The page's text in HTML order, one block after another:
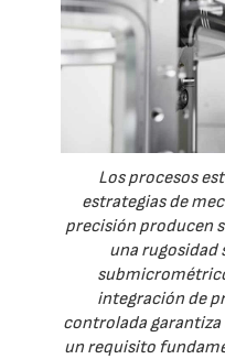
Los procesos
estrategias de
precisión producen
una rugosidad
integración de
controlada
un requisito